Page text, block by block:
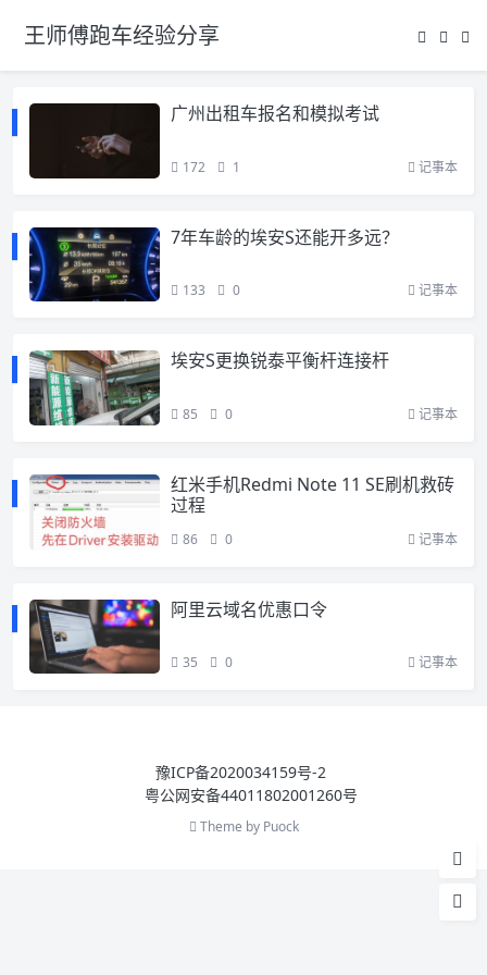
王师傅跑车经验分享
广州出租车报名和模拟考试
172 1 记事本
7年车龄的埃安S还能开多远？
133 0 记事本
埃安S更换锐泰平衡杆连接杆
85 0 记事本
红米手机Redmi Note 11 SE刷机救砖
过程
86 0 记事本
阿里云域名优惠口令
35 0 记事本
豫ICP备2020034159号-2
粤公网安备44011802001260号
Theme by Puock